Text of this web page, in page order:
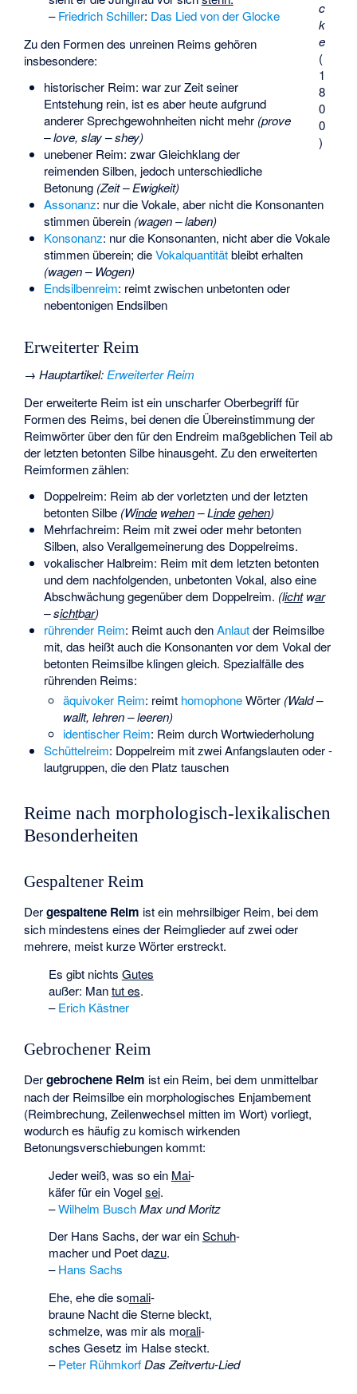
c
k
e
(
1
8
0
0
)
–Friedrich Schiller: Das Lied von der Glocke
Zu den Formen des unreinen Reims gehören
insbesondere:
historischer Reim: war zur Zeit seiner
Entstehung rein, ist es aber heute aufgrund
anderer Sprechgewohnheiten nicht mehr (prove
– love, slay – shey)
unebener Reim: zwar Gleichklang der
reimenden Silben, jedoch unterschiedliche
Betonung (Zeit – Ewigkeit)
Assonanz: nur die Vokale, aber nicht die Konsonanten
stimmen überein (wagen – laben)
Konsonanz: nur die Konsonanten, nicht aber die Vokale
stimmen überein; dieVokalquantitätbleibt erhalten
(wagen – Wogen)
Endsilbenreim: reimt zwischen unbetonten oder
nebentonigen Endsilben
Erweiterter Reim
→Hauptartikel: Erweiterter Reim
Der erweiterte Reim ist ein unscharfer Oberbegriff für
Formen des Reims, bei denen die Übereinstimmung der
Reimwörter über den für den Endreim maßgeblichen Teil ab
der letzten betonten Silbe hinausgeht. Zu den erweiterten
Reimformen zählen:
Doppelreim: Reim ab der vorletzten und der letzten
betonten Silbe (Windewehen– Lindegehen)
Mehrfachreim: Reim mit zwei oder mehr betonten
Silben, also Verallgemeinerung des Doppelreims.
vokalischer Halbreim: Reim mit dem letzten betonten
und dem nachfolgenden, unbetonten Vokal, also eine
Abschwächung gegenüber dem Doppelreim. (lichtwar
– sichtbar)
rührender Reim: Reimt auch denAnlautder Reimsilbe
mit, das heißt auch die Konsonanten vor dem Vokal der
betonten Reimsilbe klingen gleich. Spezialfälle des
rührenden Reims:
äquivoker Reim: reimt homophoneWörter (Wald –
wallt, lehren – leeren)
identischer Reim: Reim durch Wortwiederholung
Schüttelreim: Doppelreim mit zwei Anfangslauten oder -
lautgruppen, die den Platz tauschen
Reime nach morphologisch-lexikalischen
Besonderheiten
Gespaltener Reim
Dergespaltene Reim ist ein mehrsilbiger Reim, bei dem
sich mindestens eines der Reimglieder auf zwei oder
mehrere, meist kurze Wörter erstreckt.
Es gibt nichts Gutes
außer: Mantut es.
–Erich Kästner
Gebrochener Reim
Dergebrochene Reim ist ein Reim, bei dem unmittelbar
nach der Reimsilbe ein morphologisches Enjambement
(Reimbrechung, Zeilenwechsel mitten im Wort) vorliegt,
wodurch es häufig zu komisch wirkenden
Betonungsverschiebungen kommt:
Jeder weiß, was so ein Mai-
käfer für ein Vogelsei.
–Wilhelm Busch Max und Moritz
Der Hans Sachs, der war einSchuh-
macher und Poet dazu.
–Hans Sachs
Ehe, ehe die somali-
braune Nacht die Sterne bleckt,
schmelze, was mir als morali-
sches Gesetz im Halse steckt.
–Peter Rühmkorf Das Zeitvertu-Lied